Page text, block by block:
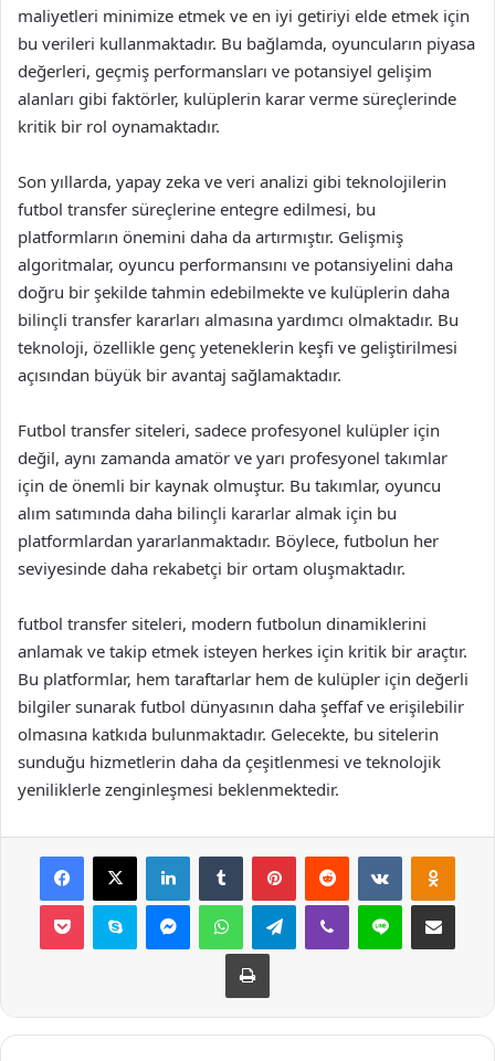
maliyetleri minimize etmek ve en iyi getiriyi elde etmek için
bu verileri kullanmaktadır. Bu bağlamda, oyuncuların piyasa
değerleri, geçmiş performansları ve potansiyel gelişim
alanları gibi faktörler, kulüplerin karar verme süreçlerinde
kritik bir rol oynamaktadır.
Son yıllarda, yapay zeka ve veri analizi gibi teknolojilerin
futbol transfer süreçlerine entegre edilmesi, bu
platformların önemini daha da artırmıştır. Gelişmiş
algoritmalar, oyuncu performansını ve potansiyelini daha
doğru bir şekilde tahmin edebilmekte ve kulüplerin daha
bilinçli transfer kararları almasına yardımcı olmaktadır. Bu
teknoloji, özellikle genç yeteneklerin keşfi ve geliştirilmesi
açısından büyük bir avantaj sağlamaktadır.
Futbol transfer siteleri, sadece profesyonel kulüpler için
değil, aynı zamanda amatör ve yarı profesyonel takımlar
için de önemli bir kaynak olmuştur. Bu takımlar, oyuncu
alım satımında daha bilinçli kararlar almak için bu
platformlardan yararlanmaktadır. Böylece, futbolun her
seviyesinde daha rekabetçi bir ortam oluşmaktadır.
futbol transfer siteleri, modern futbolun dinamiklerini
anlamak ve takip etmek isteyen herkes için kritik bir araçtır.
Bu platformlar, hem taraftarlar hem de kulüpler için değerli
bilgiler sunarak futbol dünyasının daha şeffaf ve erişilebilir
olmasına katkıda bulunmaktadır. Gelecekte, bu sitelerin
sunduğu hizmetlerin daha da çeşitlenmesi ve teknolojik
yeniliklerle zenginleşmesi beklenmektedir.
Facebook
X LinkedInTumblr PinterestReddit VKontakte
Pocket Skype MessengerWhatsAppTelegramViber Line E-Posta ile
Yazdır